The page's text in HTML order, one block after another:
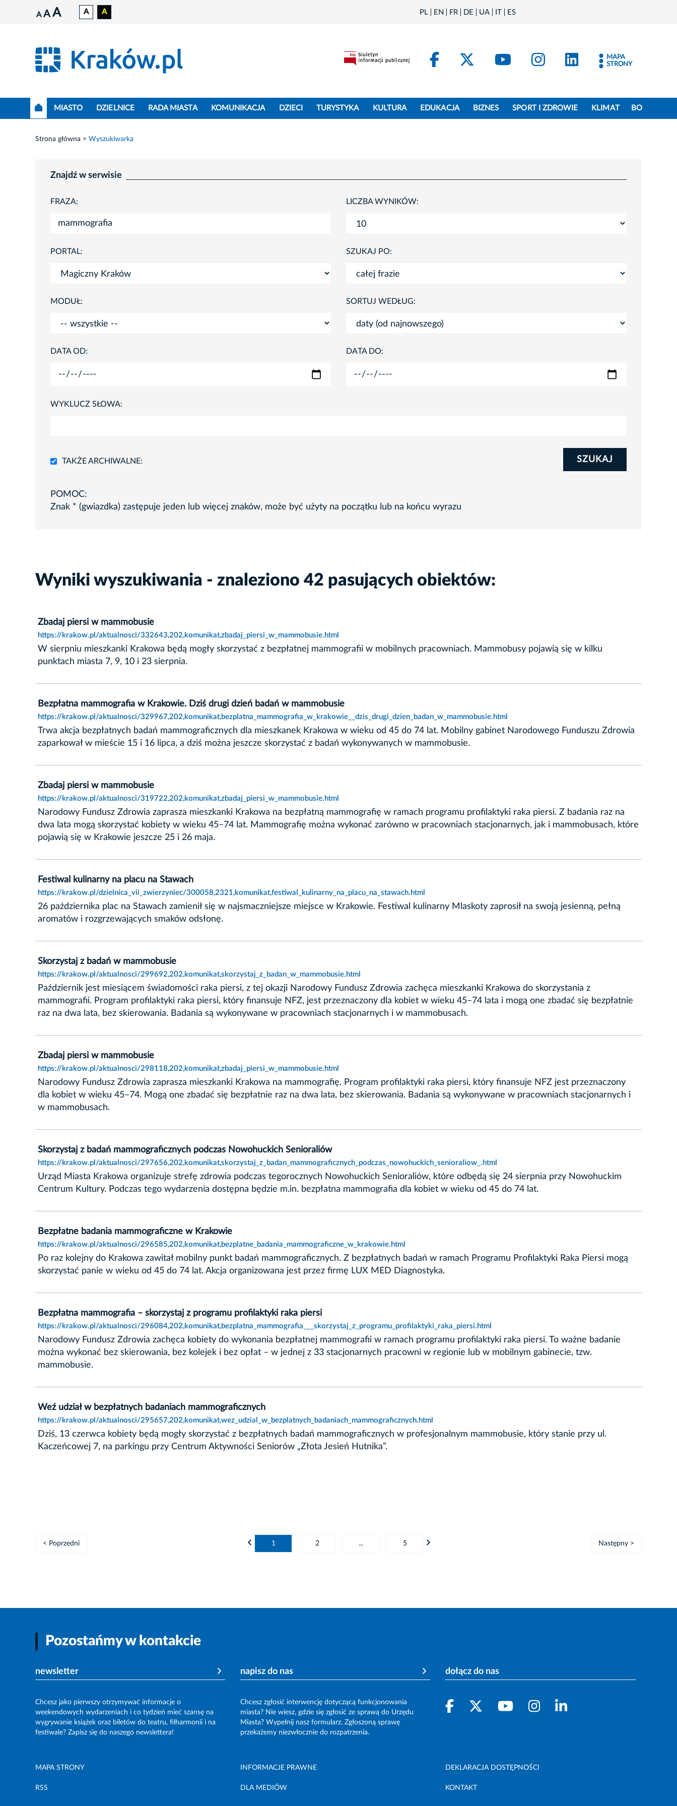
A A A A A PL EN FR DE UA IT ES
FacebookKraków - X
Kraków - YouTube
Kraków - Instagram
Kraków -
MAPA
STRONY
MIASTO DZIELNICE RADA MIASTA KOMUNIKACJA DZIECI TURYSTYKA KULTURA EDUKACJA BIZNES SPORT I ZDROWIE KLIMAT BO
Strona główna Wyszukiwarka
Znajdź w serwisie
FRAZA: LICZBA WYNIKÓW:
PORTAL: SZUKAJ PO:
MODUŁ: SORTUJ WEDŁUG:
DATA OD: DATA DO:
WYKLUCZ SŁOWA:
TAKŻE ARCHIWALNE: SZUKAJ
POMOC:
Znak * (gwiazdka) zastępuje jeden lub więcej znaków, może być użyty na początku lub na końcu wyrazu
Wyniki wyszukiwania - znaleziono 42 pasujących obiektów:
Zbadaj piersi w mammobusie
https://krakow.pl/aktualnosci/332643,202,komunikat,zbadaj_piersi_w_mammobusie.html
W sierpniu mieszkanki Krakowa będą mogły skorzystać z bezpłatnej mammografii w mobilnych pracowniach. Mammobusy pojawią się w kilku
punktach miasta 7, 9, 10 i 23 sierpnia.
Bezpłatna mammografia w Krakowie. Dziś drugi dzień badań w mammobusie
https://krakow.pl/aktualnosci/329967,202,komunikat,bezplatna_mammografia_w_krakowie__dzis_drugi_dzien_badan_w_mammobusie.html
Trwa akcja bezpłatnych badań mammograficznych dla mieszkanek Krakowa w wieku od 45 do 74 lat. Mobilny gabinet Narodowego Funduszu Zdrowia
zaparkował w mieście 15 i 16 lipca, a dziś można jeszcze skorzystać z badań wykonywanych w mammobusie.
Zbadaj piersi w mammobusie
https://krakow.pl/aktualnosci/319722,202,komunikat,zbadaj_piersi_w_mammobusie.html
Narodowy Fundusz Zdrowia zaprasza mieszkanki Krakowa na bezpłatną mammografię w ramach programu profilaktyki raka piersi. Z badania raz na
dwa lata mogą skorzystać kobiety w wieku 45–74 lat. Mammografię można wykonać zarówno w pracowniach stacjonarnych, jak i mammobusach, które
pojawią się w Krakowie jeszcze 25 i 26 maja.
Festiwal kulinarny na placu na Stawach
https://krakow.pl/dzielnica_vii_zwierzyniec/300058,2321,komunikat,festiwal_kulinarny_na_placu_na_stawach.html
26 października plac na Stawach zamienił się w najsmaczniejsze miejsce w Krakowie. Festiwal kulinarny Mlaskoty zaprosił na swoją jesienną, pełną
aromatów i rozgrzewających smaków odsłonę.
Skorzystaj z badań w mammobusie
https://krakow.pl/aktualnosci/299692,202,komunikat,skorzystaj_z_badan_w_mammobusie.html
Październik jest miesiącem świadomości raka piersi, z tej okazji Narodowy Fundusz Zdrowia zachęca mieszkanki Krakowa do skorzystania z
mammografii. Program profilaktyki raka piersi, który finansuje NFZ, jest przeznaczony dla kobiet w wieku 45–74 lata i mogą one zbadać się bezpłatnie
raz na dwa lata, bez skierowania. Badania są wykonywane w pracowniach stacjonarnych i w mammobusach.
Zbadaj piersi w mammobusie
https://krakow.pl/aktualnosci/298118,202,komunikat,zbadaj_piersi_w_mammobusie.html
Narodowy Fundusz Zdrowia zaprasza mieszkanki Krakowa na mammografię. Program profilaktyki raka piersi, który finansuje NFZ jest przeznaczony
dla kobiet w wieku 45–74. Mogą one zbadać się bezpłatnie raz na dwa lata, bez skierowania. Badania są wykonywane w pracowniach stacjonarnych i
w mammobusach.
Skorzystaj z badań mammograficznych podczas Nowohuckich Senioraliów
https://krakow.pl/aktualnosci/297656,202,komunikat,skorzystaj_z_badan_mammograficznych_podczas_nowohuckich_senioraliow_.html
Urząd Miasta Krakowa organizuje strefę zdrowia podczas tegorocznych Nowohuckich Senioraliów, które odbędą się 24 sierpnia przy Nowohuckim
Centrum Kultury. Podczas tego wydarzenia dostępna będzie m.in. bezpłatna mammografia dla kobiet w wieku od 45 do 74 lat.
Bezpłatne badania mammograficzne w Krakowie
https://krakow.pl/aktualnosci/296585,202,komunikat,bezplatne_badania_mammograficzne_w_krakowie.html
Po raz kolejny do Krakowa zawitał mobilny punkt badań mammograficznych. Z bezpłatnych badań w ramach Programu Profilaktyki Raka Piersi mogą
skorzystać panie w wieku od 45 do 74 lat. Akcja organizowana jest przez firmę LUX MED Diagnostyka.
Bezpłatna mammografia – skorzystaj z programu profilaktyki raka piersi
https://krakow.pl/aktualnosci/296084,202,komunikat,bezplatna_mammografia___skorzystaj_z_programu_profilaktyki_raka_piersi.html
Narodowy Fundusz Zdrowia zachęca kobiety do wykonania bezpłatnej mammografii w ramach programu profilaktyki raka piersi. To ważne badanie
można wykonać bez skierowania, bez kolejek i bez opłat – w jednej z 33 stacjonarnych pracowni w regionie lub w mobilnym gabinecie, tzw.
mammobusie.
Weź udział w bezpłatnych badaniach mammograficznych
https://krakow.pl/aktualnosci/295657,202,komunikat,wez_udzial_w_bezplatnych_badaniach_mammograficznych.html
Dziś, 13 czerwca kobiety będą mogły skorzystać z bezpłatnych badań mammograficznych w profesjonalnym mammobusie, który stanie przy ul.
Kaczeńcowej 7, na parkingu przy Centrum Aktywności Seniorów „Złota Jesień Hutnika”.
< Poprzedni 1 2 ... 5 Następny >
Pozostańmy w kontakcie
newsletter
Chcesz jako pierwszy otrzymywać informacje o
weekendowych wydarzeniach i co tydzień mieć szansę na
wygrywanie książek oraz biletów do teatru, filharmonii i na
festiwale? Zapisz się do naszego newslettera!
napisz do nas
Chcesz zgłosić interwencję dotyczącą funkcjonowania
miasta? Nie wiesz, gdzie się zgłosić ze sprawą do Urzędu
Miasta? Wypełnij nasz formularz. Zgłoszoną sprawę
przekażemy niezwłocznie do rozpatrzenia.
dołącz do nas
MAPA STRONY INFORMACJE PRAWNE DEKLARACJA DOSTĘPNOŚCI
RSS DLA MEDIÓW KONTAKT